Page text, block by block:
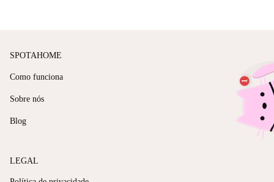
SPOTAHOME
Como funciona
Sobre nós
Blog
LEGAL